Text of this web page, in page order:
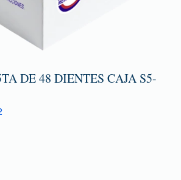
DE 48 DIENTES CAJA S5-